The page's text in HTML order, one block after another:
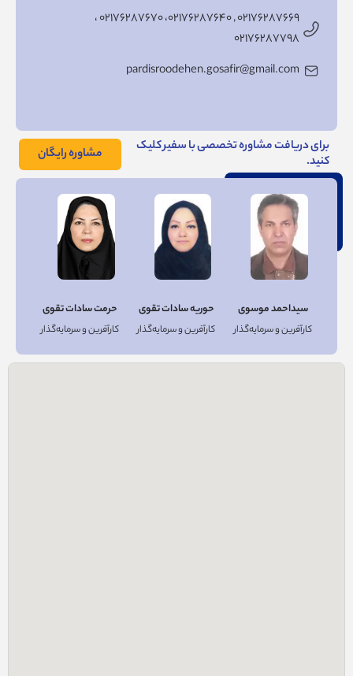
۰۲۱۷۶۲۸۷۶۶۹ , ۰۲۱۷۶۲۸۷۶۴۰، ۰۲۱۷۶۲۸۷۶۷۰ ،
۰۲۱۷۶۲۸۷۷۹۸
pardisroodehen.gosafir@gmail.com
برای دریافت مشاوره تخصصی با سفیر کلیک
کنید.
مشاوره رایگان
سیداحمد موسوی
کارآفرين و سرمايه‌گذار
حوریه سادات تقوی
کارآفرين و سرمايه‌گذار
حرمت سادات تقوی
کارآفرين و سرمايه‌گذار